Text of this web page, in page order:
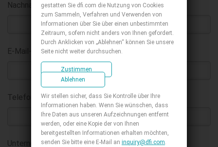
Nachname*:
E-Mail-Adresse geschäftlich*:
Telefon :
Unternehmen*:
gestatten Sie dfi.com die Nutzung von Cookies
zum Sammeln, Verfahren und Verwenden von
Informationen über Sie über einen unbestimmten
Zeitraum, sofern nicht anders von Ihnen gefordert.
Durch Anklicken von „Ablehnen“ können Sie unsere
Seite nicht weiter durchsuchen.
Zustimmen
Ablehnen
Wir stellen sicher, dass Sie Kontrolle über Ihre
Informationen haben. Wenn Sie wünschen, dass
Ihre Daten aus unseren Aufzeichnungen entfernt
werden, oder eine Kopie der von Ihnen
bereitgestellten Informationen erhalten möchten,
senden Sie bitte eine E-Mail an inquiry@dfi.com